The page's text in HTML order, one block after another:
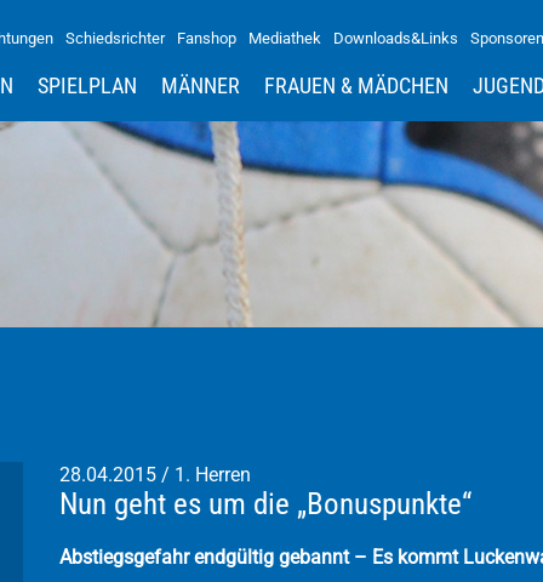
Schiedsrichter Fanshop Mediathek Downloads&Links Sponsoren
SPIELPLAN MÄNNER FRAUEN & MÄDCHEN
28.04.2015 / 1. Herren
Nun geht es um die „Bonuspunkte“
Abstiegsgefahr endgültig gebannt – Es kommt